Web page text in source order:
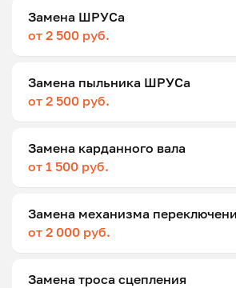
Замена ШРУСа
от 2 500 руб.
Замена пыльника ШРУСа
от 2 500 руб.
Замена карданного вала
от 1 500 руб.
Замена механизма
от 2 000 руб.
Замена троса сцепления